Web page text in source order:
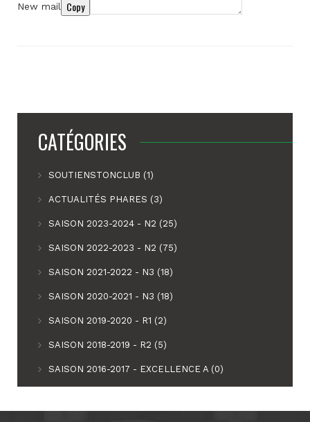
New mail
Copy
CATÉGORIES
SOUTIENSTONCLUB (1)
ACTUALITÉS PHARES (3)
SAISON 2023-2024 - N2 (25)
SAISON 2022-2023 - N2 (75)
SAISON 2021-2022 - N3 (18)
SAISON 2020-2021 - N3 (18)
SAISON 2019-2020 - R1 (2)
SAISON 2018-2019 - R2 (5)
SAISON 2016-2017 - EXCELLENCE A (0)